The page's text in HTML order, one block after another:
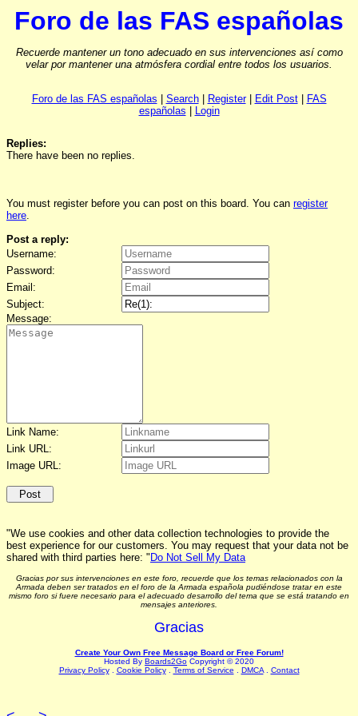
Foro de las FAS españolas
Recuerde mantener un tono adecuado en sus intervenciones así como
velar por mantener una atmósfera cordial entre todos los usuarios.
Foro de las FAS españolas Search| Register| Edit Post|
FAS
españolas
Login
Replies:
There have been no replies.
You must register before you can post on this board. You can register
here.
Post a reply:
Username:
Password:
Email:
Subject:
Message:
Link Name:
Link URL:
Image URL:
"We use cookies and other data collection technologies to provide the
best experience for our customers. You may request that your data not be
shared with third parties here: " Do Not Sell My Data
Gracias por sus intervenciones en este foro, recuerde que los temas relacionados con la
Armada deben ser tratados en el foro de la Armada española pudiéndose tratar en este
mismo foro si fuere necesario para el adecuado desarrollo del tema que se está tratando en
mensajes anteriores.
Gracias
Create Your Own Free Message Board or Free Forum!
Hosted By Boards2Go Copyright © 2020
Privacy Policy. Cookie Policy. Terms of Service DMCA. Contact